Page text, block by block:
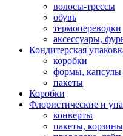
волосы-трессы
обувь
термопереводки
аксессуары,
Кондитерская
коробки
формы, капсулы
пакеты
Коробки
Флористические и
конверты
пакеты,